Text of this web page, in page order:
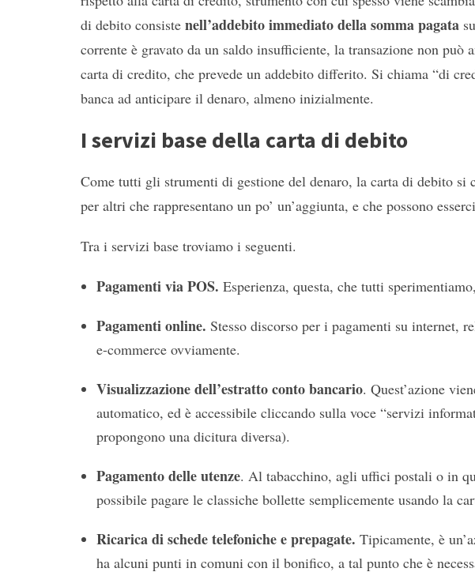
di debito consiste nell’addebito immediato della somma pagata
corrente è gravato da un saldo insufficiente, la transazione non può
carta di credito, che prevede un addebito differito. Si chiama “di
banca ad anticipare il denaro, almeno inizialmente.
I servizi base della carta di debito
Come tutti gli strumenti di gestione del denaro, la carta di debito si
per altri che rappresentano un po’ un’aggiunta, e che possono
Tra i servizi base troviamo i seguenti.
Pagamenti via POS. Esperienza, questa, che tutti
Pagamenti online. Stesso discorso per i pagamenti su internet,
e-commerce ovviamente.
Visualizzazione dell’estratto conto bancario. Quest’azione
automatico, ed è accessibile cliccando sulla voce “servizi
propongono una dicitura diversa).
Pagamento delle utenze. Al tabacchino, agli uffici postali o in
possibile pagare le classiche bollette semplicemente usando la
Ricarica di schede telefoniche e prepagate. Tipicamente, è
ha alcuni punti in comuni con il bonifico, a tal punto che è